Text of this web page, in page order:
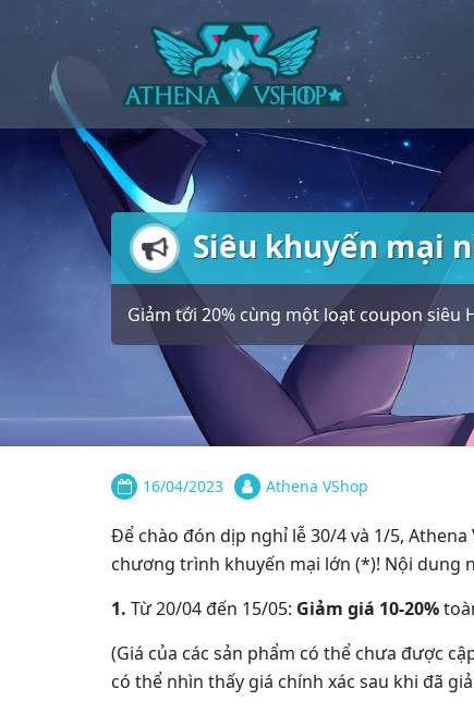
content
Siêu khuyến mại
Giảm tới 20% cùng một loạt coupon siêu
16/04/2023 Athena VShop
Để chào đón dịp nghỉ lễ 30/4 và 1/5,
chương trình khuyến mại lớn (*)! Nội dung
1. Từ 20/04 đến 15/05: Giảm giá 10-20%
(Giá của các sản phẩm có thể chưa được
có thể nhìn thấy giá chính xác sau khi đã